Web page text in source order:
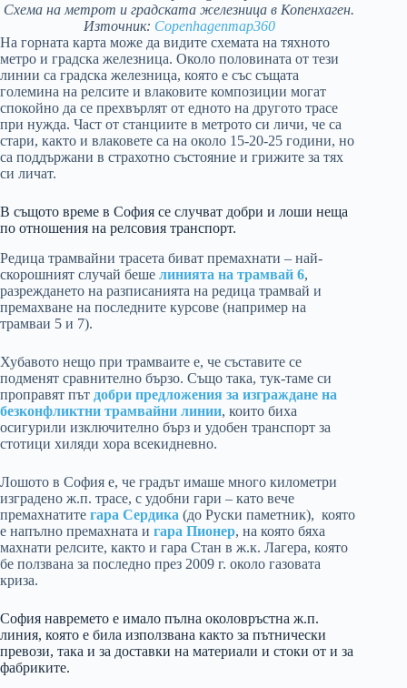
Схема на метрот и градската железница в Копенхаген.
Източник: Copenhagenmap360
На горната карта може да видите схемата на тяхното
метро и градска железница. Около половината от тези
линии са градска железница, която е със същата
големина на релсите и влаковите композиции могат
спокойно да се прехвърлят от едното на другото трасе
при нужда. Част от станциите в метрото си личи, че са
стари, както и влаковете са на около 15-20-25 години, но
са поддържани в страхотно състояние и грижите за тях
си личат.
В същото време в София се случват добри и лоши неща
по отношения на релсовия транспорт.
Редица трамвайни трасета биват премахнати – най-
скорошният случай беше линията на трамвай 6,
разреждането на разписанията на редица трамвай и
премахване на последните курсове (например на
трамваи 5 и 7).
Хубавото нещо при трамваите е, че съставите се
подменят сравнително бързо. Също така, тук-таме си
проправят път добри предложения за изграждане на
безконфликтни трамвайни линии, които биха
осигурили изключително бърз и удобен транспорт за
стотици хиляди хора всекидневно.
Лошото в София е, че градът имаше много километри
изградено ж.п. трасе, с удобни гари – като вече
премахнатите гара Сердика (до Руски паметник), която
е напълно премахната и гара Пионер, на която бяха
махнати релсите, както и гара Стан в ж.к. Лагера, която
бе ползвана за последно през 2009 г. около газовата
криза.
София навремето е имало пълна околовръстна ж.п.
линия, която е била използвана както за пътнически
превози, така и за доставки на материали и стоки от и за
фабриките.